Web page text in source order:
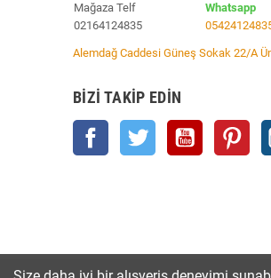
Mağaza Telf
02164124835
Whatsapp
Alemdağ Caddesi Güneş Sokak 22/A
BIZI TAKIP EDIN
Facebook Twitter YouTube